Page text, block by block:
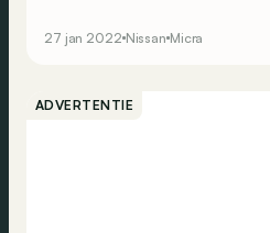
27 jan 2022 Nissan Micra
ADVERTENTIE